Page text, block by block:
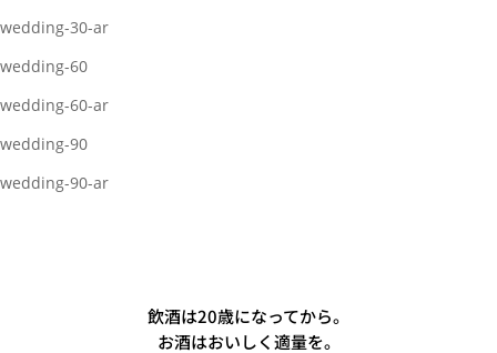
wedding-30-ar
wedding-60
wedding-60-ar
wedding-90
wedding-90-ar
飲酒は20歳になってから。
お酒はおいしく適量を。